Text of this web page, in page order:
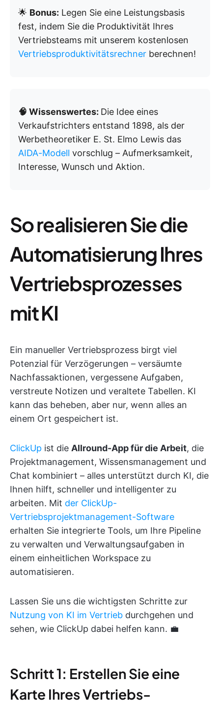
🌟 Bonus: Legen Sie eine Leistungsbasis
fest, indem Sie die Produktivität Ihres
Vertriebsteams mit unserem kostenlosen
Vertriebsproduktivitätsrechner berechnen!
🧠 Wissenswertes: Die Idee eines
Verkaufstrichters entstand 1898, als der
Werbetheoretiker E. St. Elmo Lewis das
AIDA-Modell vorschlug – Aufmerksamkeit,
Interesse, Wunsch und Aktion.
So realisieren Sie die
Automatisierung Ihres
Vertriebsprozesses
mit KI
Ein manueller Vertriebsprozess birgt viel
Potenzial für Verzögerungen – versäumte
Nachfassaktionen, vergessene Aufgaben,
verstreute Notizen und veraltete Tabellen. KI
kann das beheben, aber nur, wenn alles an
einem Ort gespeichert ist.
ClickUp ist die Allround-App für die Arbeit, die
Projektmanagement, Wissensmanagement und
Chat kombiniert – alles unterstützt durch KI, die
Ihnen hilft, schneller und intelligenter zu
arbeiten. Mit der ClickUp-
Vertriebsprojektmanagement-Software
erhalten Sie integrierte Tools, um Ihre Pipeline
zu verwalten und Verwaltungsaufgaben in
einem einheitlichen Workspace zu
automatisieren.
Lassen Sie uns die wichtigsten Schritte zur
Nutzung von KI im Vertrieb durchgehen und
sehen, wie ClickUp dabei helfen kann. 💼
Schritt 1: Erstellen Sie eine
Karte Ihres Vertriebs-